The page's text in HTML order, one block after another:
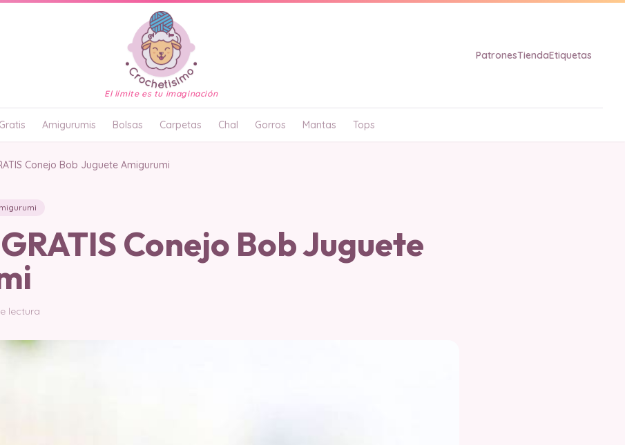
El límite es tu imaginación
PatronesTiendaEtiquetas
Amigurumis Bolsas Carpetas Chal Gorros Mantas Tops
Conejo Bob Juguete Amigurumi
Conejo Bob Juguete
lectura